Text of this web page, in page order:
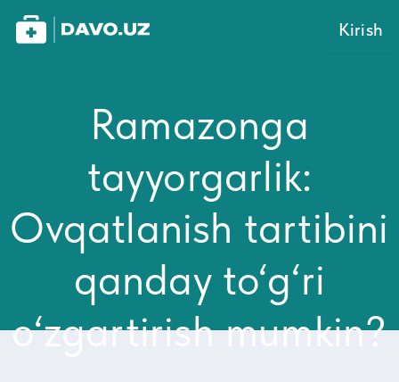
Kirish
Ramazonga
tayyorgarlik:
Ovqatlanish tartibini
qanday to‘g‘ri
o‘zgartirish mumkin?